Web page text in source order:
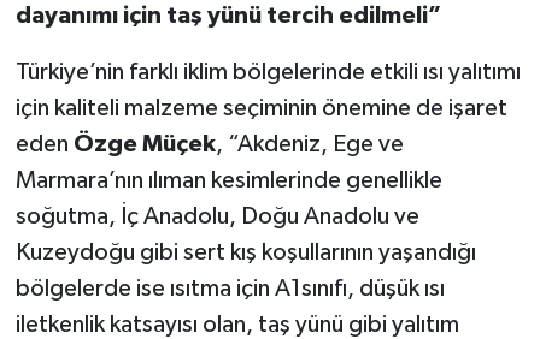
dayanımı için taş yünü tercih edilmeli”
Türkiye’nin farklı iklim bölgelerinde etkili ısı yalıtımı
için kaliteli malzeme seçiminin önemine de işaret
eden Özge Müçek, “Akdeniz, Ege ve
Marmara’nın ılıman kesimlerinde genellikle
soğutma, İç Anadolu, Doğu Anadolu ve
Kuzeydoğu gibi sert kış koşullarının yaşandığı
bölgelerde ise ısıtma için A1sınıfı, düşük ısı
iletkenlik katsayısı olan, taş yünü gibi yalıtım